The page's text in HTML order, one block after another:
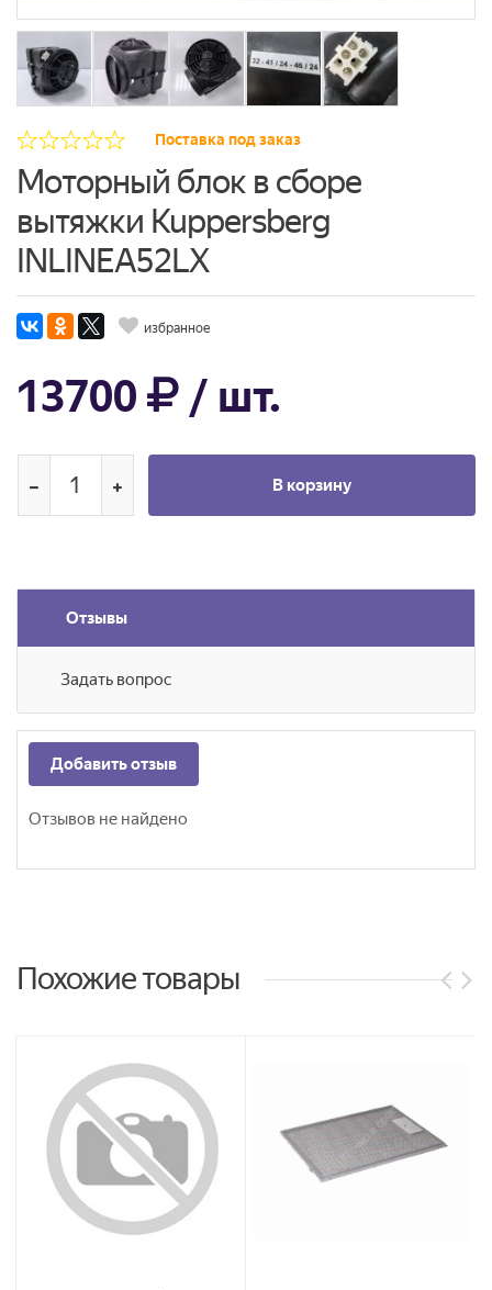
Поставка под заказ
Моторный блок в сборе
вытяжки Kuppersberg
INLINEA52LX
избранное
13700 / шт.
В корзину
Отзывы
Задать вопрос
Добавить отзыв
Отзывов не найдено
Похожие товары